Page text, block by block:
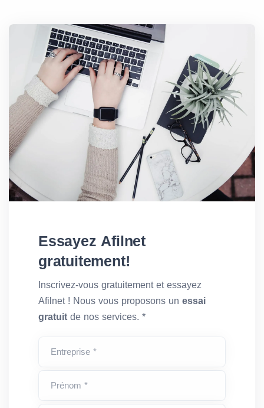
Essayez Afilnet
gratuitement!
Inscrivez-vous gratuitement et essayez
Afilnet ! Nous vous proposons un essai
gratuit de nos services. *
Entreprise *
Prénom *